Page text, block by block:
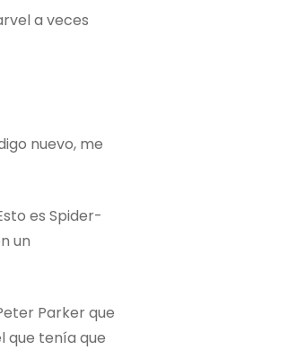
a veces
nuevo, me
es Spider-
un
Parker que
que tenía que